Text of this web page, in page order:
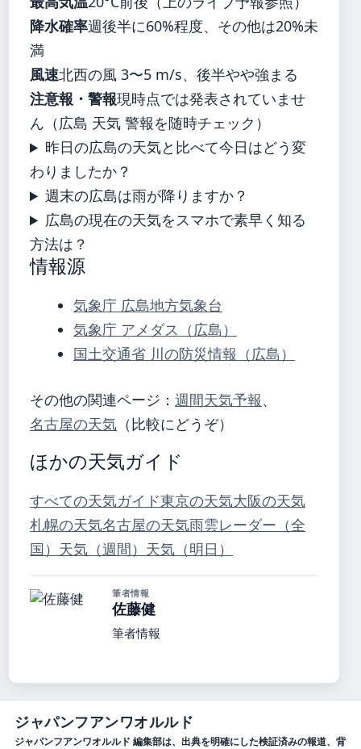
降水確率週後半に60%程度、その他は20%未
満
風速北西の風 3〜5 m/s、後半やや強まる
注意報・警報現時点では発表されていませ
ん（広島 天気 警報を随時チェック）
昨日の広島の天気と比べて今日はどう変
わりましたか？
週末の広島は雨が降りますか？
広島の現在の天気をスマホで素早く知る
方法は？
情報源
気象庁 広島地方気象台
気象庁 アメダス（広島）
国土交通省 川の防災情報（広島）
その他の関連ページ： 週間天気予報、
名古屋の天気 （比較にどうぞ）
ほかの天気ガイド
すべての天気ガイド東京の天気大阪の天気
札幌の天気名古屋の天気雨雲レーダー（全
国） 天気（週間） 天気（明日）
筆者情報
佐藤健
筆者情報
ジャパンフアンワオルルド
ジャパンフアンワオルルド 編集部は、出典を明確にした検証済みの報道、背